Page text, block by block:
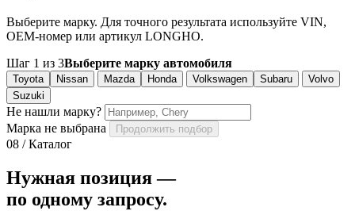
Выберите марку. Для точного результата используйте VIN,
OEM-номер или артикул LONGHO.
Шаг 1 из 3Выберите марку автомобиля
Toyota Nissan Mazda Honda Volkswagen Subaru
Volvo
Suzuki
Не нашли марку?
Марка не выбрана
Продолжить подбор
08 / Каталог
Нужная позиция —
по одному запросу.